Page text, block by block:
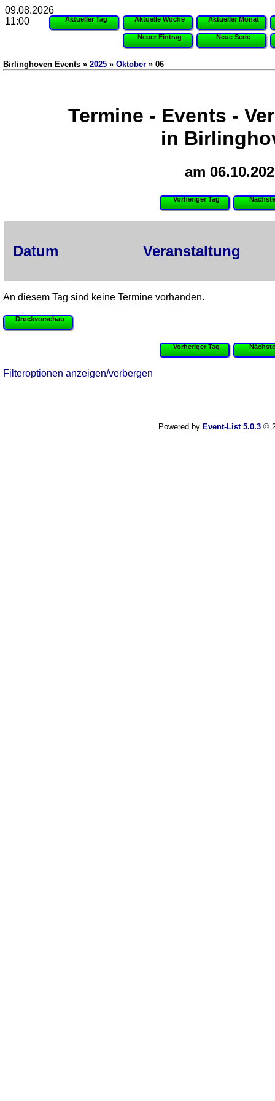
Aktueller Tag Aktuelle Woche Aktueller Monat
Neuer Eintrag Neue Serie
Birlinghoven Events » 2025 » Oktober » 06
Termine - Events -
in
am
Vorheriger Tag
Datum Veranstaltung
An diesem Tag sind keine Termine vorhanden.
Druckvorschau
Vorheriger Tag
Filteroptionen anzeigen/verbergen
Powered by Event-List 5.0.3©
09.08.2026
11:00